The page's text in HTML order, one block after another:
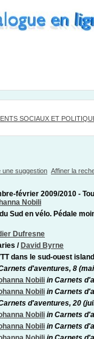
SOCIAUX ET
une suggestion Affiner la
février 2009/2010 -
Nobili
Sud en vélo. Pédale
Dufresne
/ David Byrne
dans le sud-ouest
d'aventures, 8
Nobili in Carnets
Nobili in Carnets
d'aventures, 20
Nobili in Carnets
Nobili in Carnets